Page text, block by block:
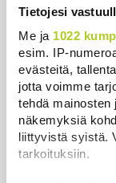
Tietojesi
Me ja 1022
esim. IP-
evästeitä,
jotta voimme
tehdä mainosten
näkemyksiä
liittyvistä syistä.
tarkoituksiin.
kuullut
Uutiset | 5.8.2026
Ruotsin
käyttöön
Uutiset | 4.8.2026